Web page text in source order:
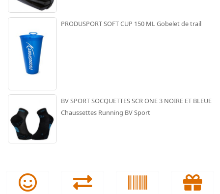
PRODUSPORT SOFT CUP 150 ML Gobelet de trail
BV SPORT SOCQUETTES SCR ONE 3 NOIRE ET BLEUE
Chaussettes Running BV Sport